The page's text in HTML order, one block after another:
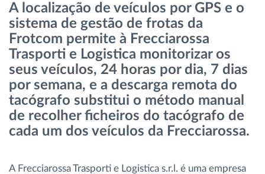
Planeamento e monitorização de rotas
Identificação automática de condutores
Ver todas as funcionalidades
Como resolvemos cada necessidade da
A localização de veículos por GPS e o
sistema de gestão de frotas da
Frotcom permite à Frecciarossa
Trasporti e Logistica monitorizar os
seus veículos, 24 horas por dia, 7 dias
por semana, e a descarga remota do
tacógrafo substitui o método manual
de recolher ficheiros do tacógrafo de
cada um dos veículos da Frecciarossa.
A Frecciarossa Trasporti e Logistica s.r.l. é uma empresa